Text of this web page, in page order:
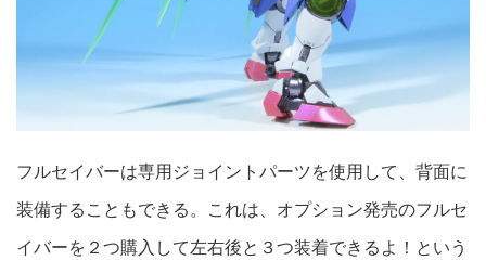
フルセイバーは専用ジョイントパーツを使用して、背面に
装備することもできる。これは、オプション発売のフルセ
イバーを２つ購入して左右後と３つ装着できるよ！という